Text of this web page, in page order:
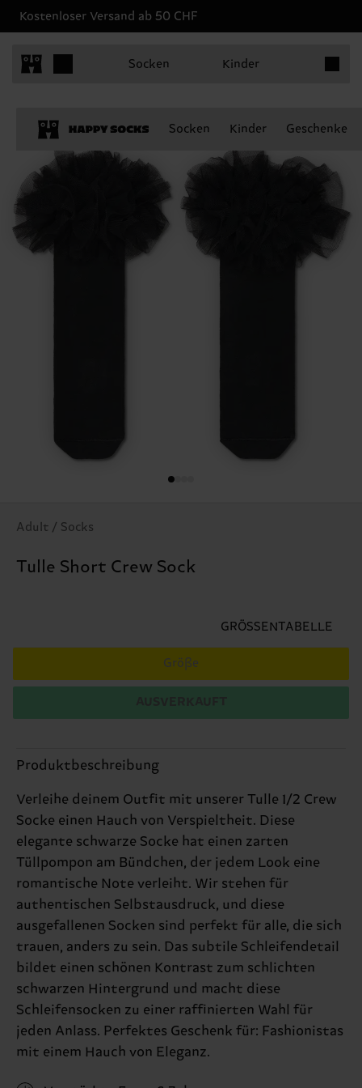
Kostenloser Versand ab 50 CHF
Socken Kinder
Socken Kinder Geschenke
Adult / Socks
Tulle Short Crew Sock
GRÖSSENTABELLE
Größe
Produktbeschreibung
Verleihe deinem Outfit mit unserer Tulle 1/2 Crew
Socke einen Hauch von Verspieltheit. Diese
elegante schwarze Socke hat einen zarten
Tüllpompon am Bündchen, der jedem Look eine
romantische Note verleiht. Wir stehen für
authentischen Selbstausdruck, und diese
ausgefallenen Socken sind perfekt für alle, die sich
trauen, anders zu sein. Das subtile Schleifendetail
bildet einen schönen Kontrast zum schlichten
schwarzen Hintergrund und macht diese
Schleifensocken zu einer raffinierten Wahl für
jeden Anlass. Perfektes Geschenk für: Fashionistas
mit einem Hauch von Eleganz.